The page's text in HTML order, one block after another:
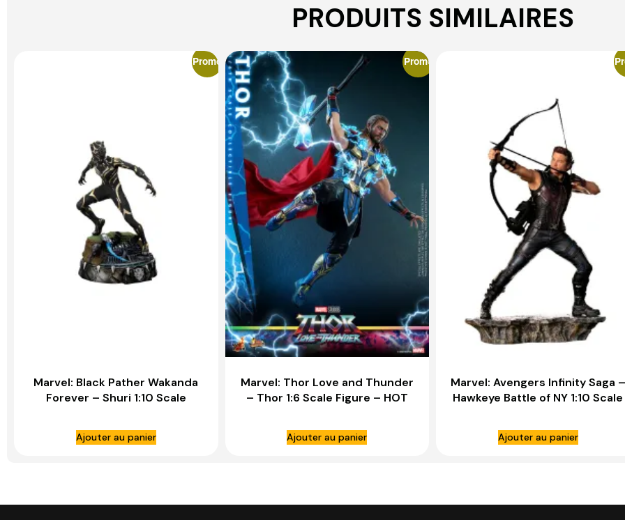
PRODUITS SIMILAIRES
Promo
Marvel: Black Pather Wakanda
Forever – Shuri 1:10 Scale
Ajouter au panier
Promo
Marvel: Thor Love and Thunder
– Thor 1:6 Scale Figure – HOT
Ajouter au panier
Marvel: Avengers Infinity Saga –
Hawkeye Battle of NY 1:10 Scale
Ajouter au panier